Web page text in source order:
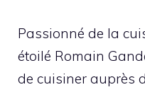
Passionné de la
étoilé Romain
de cuisiner auprès